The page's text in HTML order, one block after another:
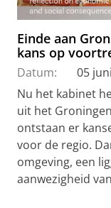
Einde aan
kans op
Datum:
05
Nu het kabinet
uit het
ontstaan er
voor de regio.
omgeving, een
aanwezigheid